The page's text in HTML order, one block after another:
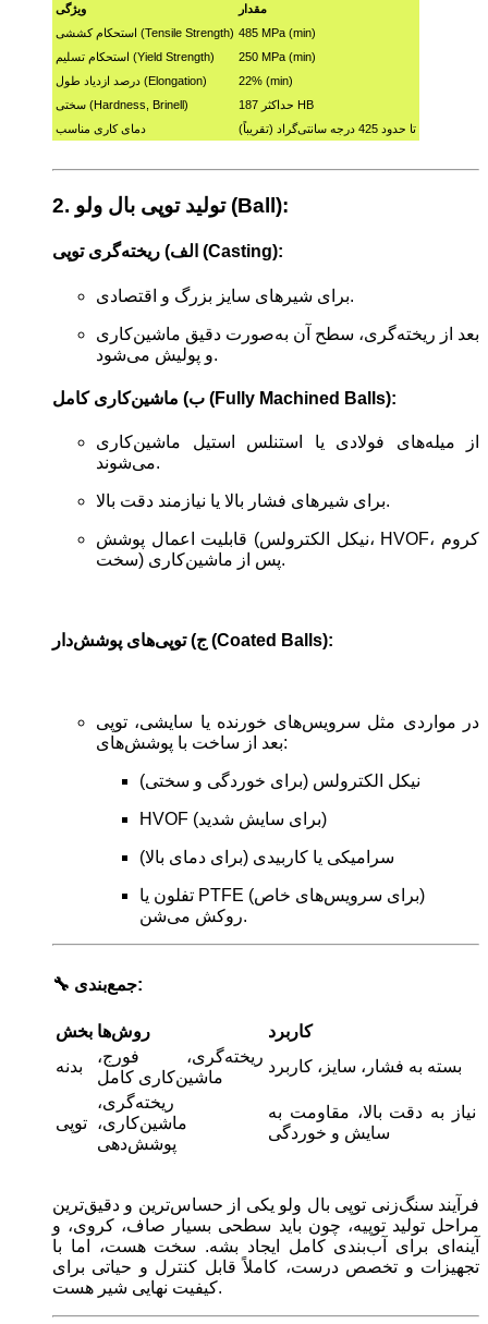
ویژگی
مقدار
استحکام کششی (Tensile Strength) 485 MPa (min)
استحکام تسلیم (Yield Strength)
250 MPa (min)
درصد ازدیاد طول (Elongation)
22% (min)
سختی (Hardness, Brinell)
حداکثر 187 HB
دمای کاری مناسب
تا حدود 425 درجه سانتی‌گراد (تقریباً)
2. تولید توپی بال ولو (Ball):
الف) ریخته‌گری توپی (Casting):
برای شیرهای سایز بزرگ و اقتصادی.
بعد از ریخته‌گری، سطح آن به‌صورت دقیق ماشین‌کاری
و پولیش می‌شود.
ب) ماشین‌کاری کامل (Fully Machined Balls):
از میله‌های فولادی یا استنلس استیل ماشین‌کاری
می‌شوند.
برای شیرهای فشار بالا یا نیازمند دقت بالا.
قابلیت اعمال پوشش (نیکل الکترولس، HVOF، کروم
سخت) پس از ماشین‌کاری.
ج) توپی‌های پوشش‌دار (Coated Balls):
در مواردی مثل سرویس‌های خورنده یا سایشی، توپی
بعد از ساخت با پوشش‌های:
نیکل الکترولس (برای خوردگی و سختی)
HVOF (برای سایش شدید)
سرامیکی یا کاربیدی (برای دمای بالا)
تفلون یا PTFE (برای سرویس‌های خاص)
روکش می‌شن.
🔧 جمع‌بندی:
بخش روش‌ها
کاربرد
بدنه
ریخته‌گری، فورج،
ماشین‌کاری کامل
بسته به فشار، سایز، کاربرد
توپی
ریخته‌گری،
ماشین‌کاری،
پوشش‌دهی
نیاز به دقت بالا، مقاومت به
سایش و خوردگی
فرآیند سنگ‌زنی توپی بال ولو یکی از حساس‌ترین و دقیق‌ترین
مراحل تولید توپیه، چون باید سطحی بسیار صاف، کروی، و
آینه‌ای برای آب‌بندی کامل ایجاد بشه. سخت هست، اما با
تجهیزات و تخصص درست، کاملاً قابل کنترل و حیاتی برای
کیفیت نهایی شیر هست.